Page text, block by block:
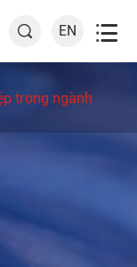
 EN 
trong ngành